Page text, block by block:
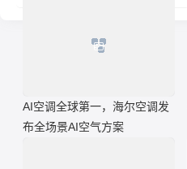
AI空调全球第一，海尔空调发
布全场景AI空气方案